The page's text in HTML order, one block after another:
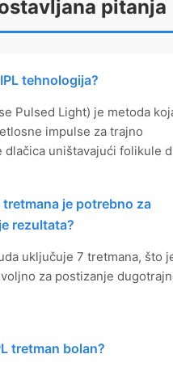
pitanja
tehnologija?
Pulsed Light) je metoda
impulse za trajno
dlačica uništavajući folikule
tretmana je potrebno za
rezultata?
uključuje 7 tretmana, što
za postizanje
tretman bolan?